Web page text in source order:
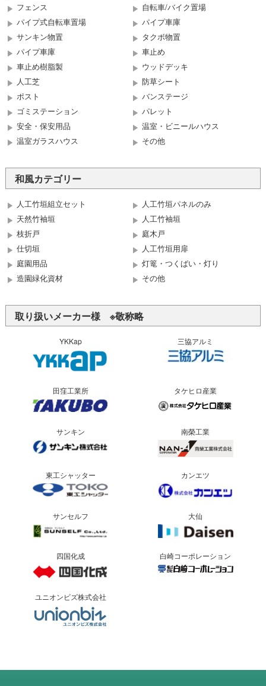
フェンス
自転車/バイク置場
パイプ式自転車置場
パイプ車庫
サンキン物置
タクボ物置
パイプ車庫
車止め
車止め樹脂製
ウッドデッキ
人工芝
防草シート
ポスト
バンステージ
ゴミステーション
パレット
安全・保安用品
温室・ビニールハウス
温室ガラスハウス
その他
和風カテゴリー
人工竹垣組立セット
人工竹垣パネルのみ
天然竹袖垣
人工竹袖垣
枝折戸
庭木戸
仕切垣
人工竹垣用扉
庭園用品
灯篭・つくばい・灯り
造園緑化資材
その他
取り扱いメーカー様 ※敬称略
YKKap 三協アルミ
田窪工業所 タケヒロ産業
サンキン 南榮工業
東工シャッター カンエツ
サンセルフ 大仙
四国化成 白崎コーポレーション
ユニオンビズ株式会社